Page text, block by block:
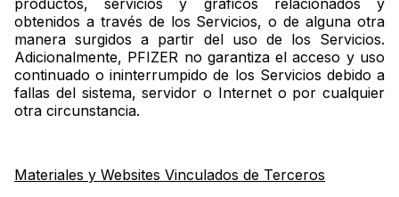
productos, servicios y gráficos relacionados y
obtenidos a través de los Servicios, o de alguna otra
manera surgidos a partir del uso de los Servicios.
Adicionalmente, PFIZER no garantiza el acceso y uso
continuado o ininterrumpido de los Servicios debido a
fallas del sistema, servidor o Internet o por cualquier
otra circunstancia.
Materiales y Websites Vinculados de Terceros